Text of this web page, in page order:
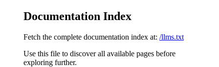
Documentation Index
Fetch the complete documentation index at: /llms.txt
Use this file to discover all available pages before
exploring further.